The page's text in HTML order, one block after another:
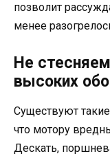
позволит
менее
Не
высоких
Существуют
что мотору
Дескать,